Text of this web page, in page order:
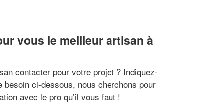
vous le meilleur artisan à
contacter pour votre projet ? Indiquez-
besoin ci-dessous, nous cherchons pour
avec le pro qu’il vous faut !